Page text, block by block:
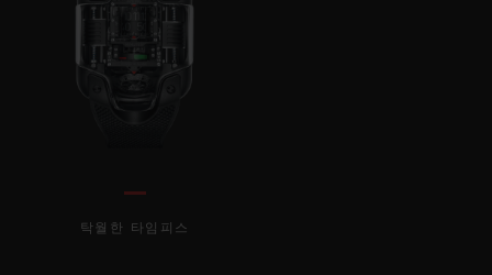
탁월한 타임피스